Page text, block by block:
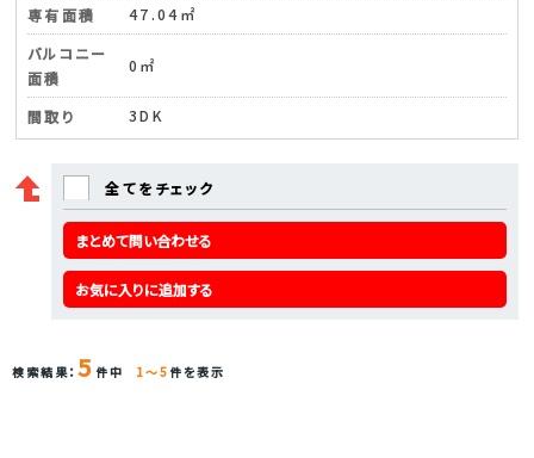
専有面積
47.04㎡
バルコニー
面積
0㎡
間取り 3DK
全てをチェック
まとめて問い合わせる
お気に入りに追加する
検索結果： 5 件中 1～5件を表示